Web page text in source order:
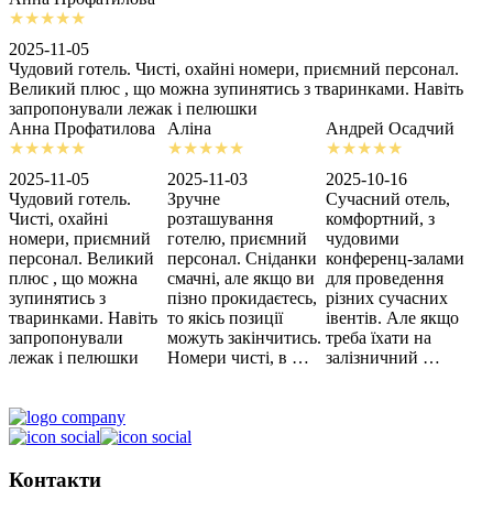
2025-11-05
Чудовий готель. Чисті, охайні номери, приємний персонал.
Великий плюс , що можна зупинятись з тваринками. Навіть
запропонували лежак і пелюшки
Анна Профатилова
2025-11-05
Чудовий готель.
Чисті, охайні
номери, приємний
персонал. Великий
плюс , що можна
зупинятись з
тваринками. Навіть
запропонували
лежак і пелюшки
Аліна
2025-11-03
Зручне
розташування
готелю, приємний
персонал. Сніданки
смачні, але якщо ви
пізно прокидаєтесь,
то якісь позиції
можуть закінчитись.
Номери чисті, в …
Андрей Осадчий
2025-10-16
Сучасний отель,
комфортний, з
чудовими
конференц-залами
для проведення
різних сучасних
івентів. Але якщо
треба їхати на
залізничний …
Контакти